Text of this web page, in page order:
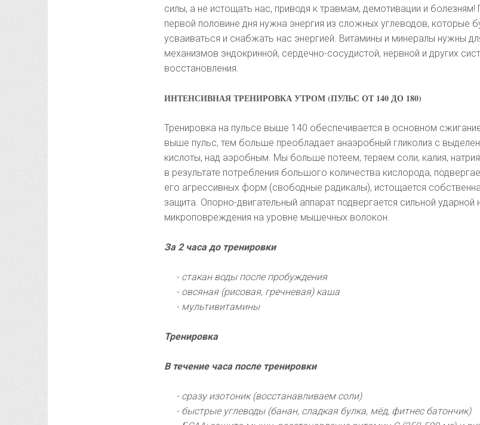
силы, а не истощать нас, приводя к травмам, демотивации и болезням!
первой половине дня нужна энергия из сложных углеводов, которые
усваиваться и снабжать нас энергией. Витамины и минералы нужны
механизмов эндокринной, сердечно-сосудистой, нервной и других
восстановления.
ИНТЕНСИВНАЯ ТРЕНИРОВКА УТРОМ (ПУЛЬС ОТ 140 ДО 180)
Тренировка на пульсе выше 140 обеспечивается в основном
выше пульс, тем больше преобладает анаэробный гликолиз с
кислоты, над аэробным. Мы больше потеем, теряем соли, калия,
в результате потребления большого количества кислорода,
его агрессивных форм (свободные радикалы), истощается
защита. Опорно-двигательный аппарат подвергается сильной ударной
микроповреждения на уровне мышечных волокон.
За 2 часа до тренировки
- стакан воды после пробуждения
- овсяная (рисовая, гречневая) каша
- мультивитамины
Тренировка
В течение часа после тренировки
- сразу изотоник (восстанавливаем соли)
- быстрые углеводы (банан, сладкая булка, мёд, фитнес батончик)